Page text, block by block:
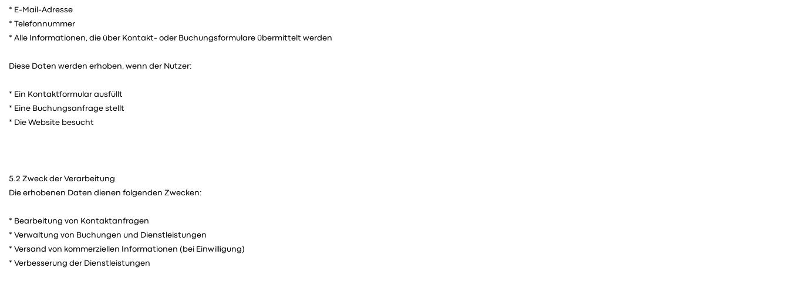
* E-Mail-Adresse
* Telefonnummer
* Alle Informationen, die über Kontakt- oder Buchungsformulare übermittelt werden
Diese Daten werden erhoben, wenn der Nutzer:
* Ein Kontaktformular ausfüllt
* Eine Buchungsanfrage stellt
* Die Website besucht
5.2 Zweck der Verarbeitung
Die erhobenen Daten dienen folgenden Zwecken:
* Bearbeitung von Kontaktanfragen
* Verwaltung von Buchungen und Dienstleistungen
* Versand von kommerziellen Informationen (bei Einwilligung)
* Verbesserung der Dienstleistungen